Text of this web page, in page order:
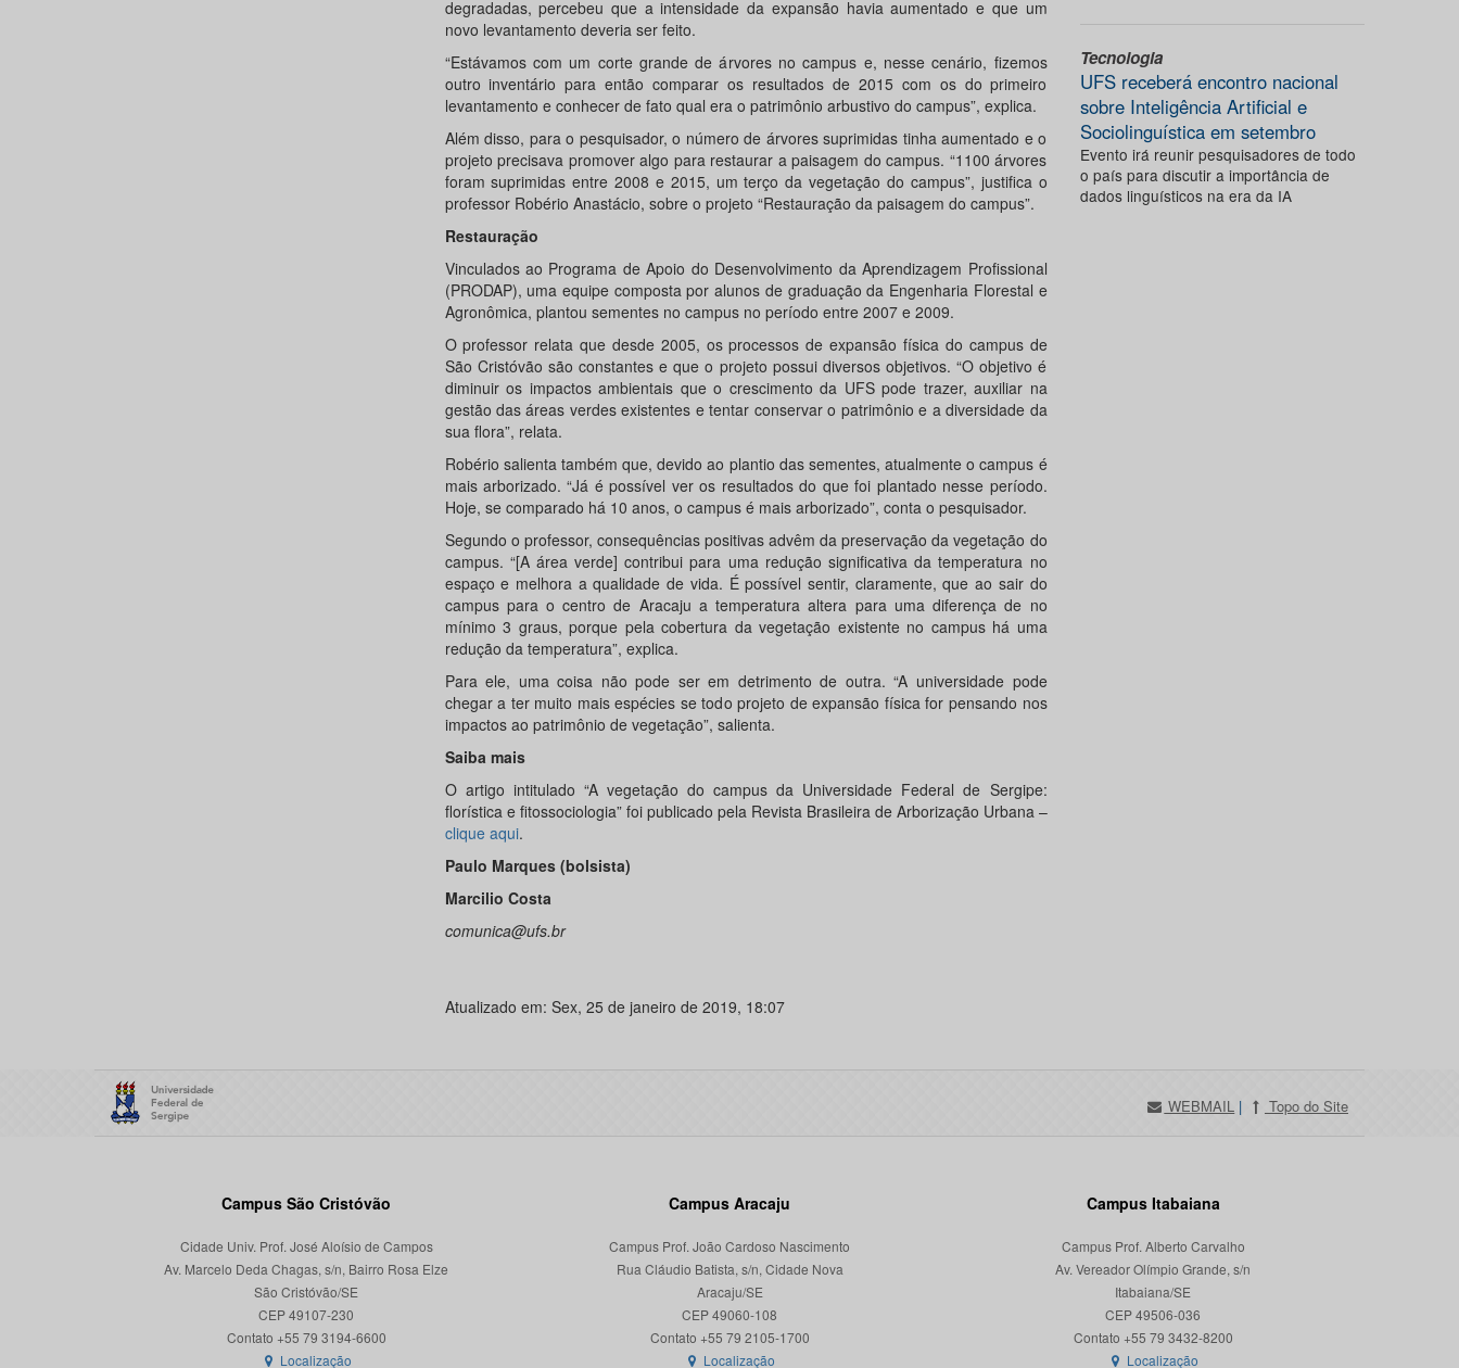
degradadas, percebeu que a intensidade da expansão havia aumentado e que um
novo levantamento deveria ser feito.
“Estávamos com um corte grande de árvores no campus e, nesse cenário, fizemos
outro inventário para então comparar os resultados de 2015 com os do primeiro
levantamento e conhecer de fato qual era o patrimônio arbustivo do campus”, explica.
Além disso, para o pesquisador, o número de árvores suprimidas tinha aumentado e o
projeto precisava promover algo para restaurar a paisagem do campus. “1100 árvores
foram suprimidas entre 2008 e 2015, um terço da vegetação do campus”, justifica o
professor Robério Anastácio, sobre o projeto “Restauração da paisagem do campus”.
Restauração
Vinculados ao Programa de Apoio do Desenvolvimento da Aprendizagem Profissional
(PRODAP), uma equipe composta por alunos de graduação da Engenharia Florestal e
Agronômica, plantou sementes no campus no período entre 2007 e 2009.
O professor relata que desde 2005, os processos de expansão física do campus de
São Cristóvão são constantes e que o projeto possui diversos objetivos. “O objetivo é
diminuir os impactos ambientais que o crescimento da UFS pode trazer, auxiliar na
gestão das áreas verdes existentes e tentar conservar o patrimônio e a diversidade da
sua flora”, relata.
Robério salienta também que, devido ao plantio das sementes, atualmente o campus é
mais arborizado. “Já é possível ver os resultados do que foi plantado nesse período.
Hoje, se comparado há 10 anos, o campus é mais arborizado”, conta o pesquisador.
Segundo o professor, consequências positivas advêm da preservação da vegetação do
campus. “[A área verde] contribui para uma redução significativa da temperatura no
espaço e melhora a qualidade de vida. É possível sentir, claramente, que ao sair do
campus para o centro de Aracaju a temperatura altera para uma diferença de no
mínimo 3 graus, porque pela cobertura da vegetação existente no campus há uma
redução da temperatura”, explica.
Para ele, uma coisa não pode ser em detrimento de outra. “A universidade pode
chegar a ter muito mais espécies se todo projeto de expansão física for pensando nos
impactos ao patrimônio de vegetação”, salienta.
Saiba mais
O artigo intitulado “A vegetação do campus da Universidade Federal de Sergipe:
florística e fitossociologia” foi publicado pela Revista Brasileira de Arborização Urbana –
clique aqui.
Paulo Marques (bolsista)
Marcilio Costa
comunica@ufs.br
Atualizado em: Sex, 25 de janeiro de 2019, 18:07
Tecnologia
UFS receberá encontro nacional
sobre Inteligência Artificial e
Sociolinguística em setembro
Evento irá reunir pesquisadores de todo
o país para discutir a importância de
dados linguísticos na era da IA
WEBMAIL | Topo do Site
Campus São Cristóvão
Cidade Univ. Prof. José Aloísio de Campos
Av. Marcelo Deda Chagas, s/n, Bairro Rosa Elze
São Cristóvão/SE
CEP 49107-230
Localização
Campus Aracaju
Campus Prof. João Cardoso Nascimento
Rua Cláudio Batista, s/n, Cidade Nova
Aracaju/SE
CEP 49060-108
Localização
Campus Itabaiana
Campus Prof. Alberto Carvalho
Av. Vereador Olímpio Grande, s/n
Itabaiana/SE
CEP 49506-036
Localização